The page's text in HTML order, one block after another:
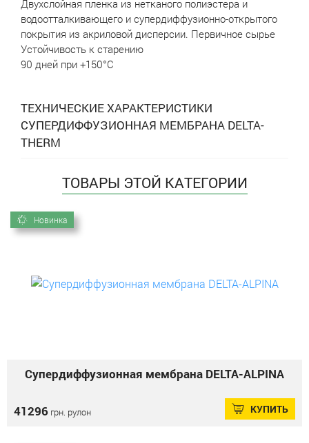
Двухслойная пленка из нетканого полиэстера и
водоотталкивающего и супердиффузионно-открытого
покрытия из акриловой дисперсии. Первичное сырье
Устойчивость к старению
90 дней при +150°С
ТЕХНИЧЕСКИЕ ХАРАКТЕРИСТИКИ
СУПЕРДИФФУЗИОННАЯ МЕМБРАНА DELTA-
THERM
ТОВАРЫ ЭТОЙ КАТЕГОРИИ
Новинка
Супердиффузионная мембрана DELTA-ALPINA
41296 грн. рулон КУПИТЬ